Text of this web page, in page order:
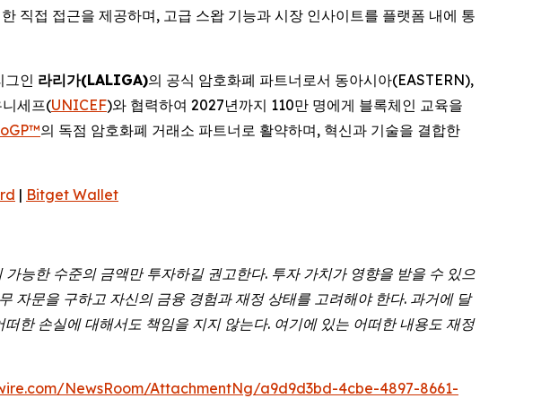
직접 접근을 제공하며, 고급 스왑 기능과 시장 인사이트를 플랫폼 내에 통
그인 라리가(LALIGA)의 공식 암호화폐 파트너로서 동아시아(EASTERN),
세프(UNICEF)와 협력하여 2027년까지 110만 명에게 블록체인 교육을
의 독점 암호화폐 거래소 파트너로 활약하며, 혁신과 기술을 결합한
| Bitget Wallet
가능한 수준의 금액만 투자하길 권고한다. 투자 가치가 영향을 받을 수 있으
자문을 구하고 자신의 금융 경험과 재정 상태를 고려해야 한다. 과거에 달
한 손실에 대해서도 책임을 지지 않는다. 여기에 있는 어떠한 내용도 재정
NewsRoom/AttachmentNg/a9d9d3bd-4cbe-4897-8661-